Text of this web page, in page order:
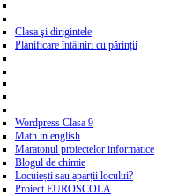
Clasa şi dirigintele
Planificare întâlniri cu părinții
Wordpress Clasa 9
Math in english
Maratonul proiectelor informatice
Blogul de chimie
Locuiești sau aparții locului?
Proiect EUROSCOLA